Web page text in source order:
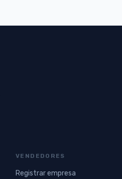
VENDEDORES
Registrar empresa